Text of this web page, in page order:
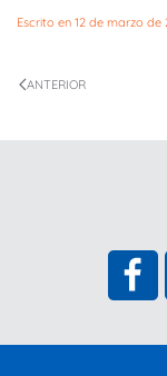
Escrito en 12 de marzo de
ANTERIOR